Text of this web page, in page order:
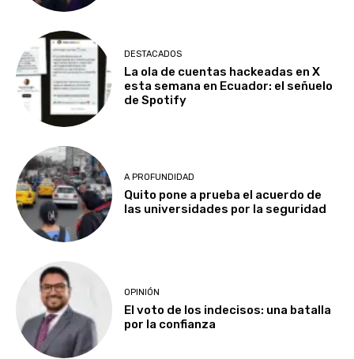
DESTACADOS
La ola de cuentas hackeadas en X
esta semana en Ecuador: el señuelo
de Spotify
A PROFUNDIDAD
Quito pone a prueba el acuerdo de
las universidades por la seguridad
OPINIÓN
El voto de los indecisos: una batalla
por la confianza